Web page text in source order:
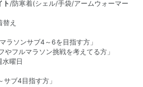
ト /防寒着(シェル/手袋/アームウォーマー
替え
ラソンサブ4～6を目指す方」
ラソン挑戦を考えてる方」
日
ブ4目指す方」